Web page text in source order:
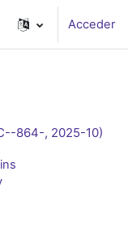
Acceder
864-, 2025-10)